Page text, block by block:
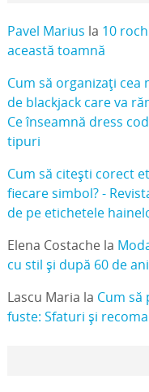
Pavel Marius la 10
această toamnă
Cum să organizați
de blackjack care va
Ce înseamnă dress
tipuri
Cum să citești corect
fiecare simbol? -
de pe etichetele
Elena Costachela
cu stil și după 60 de
Lascu Maria la Cum
fuste: Sfaturi și